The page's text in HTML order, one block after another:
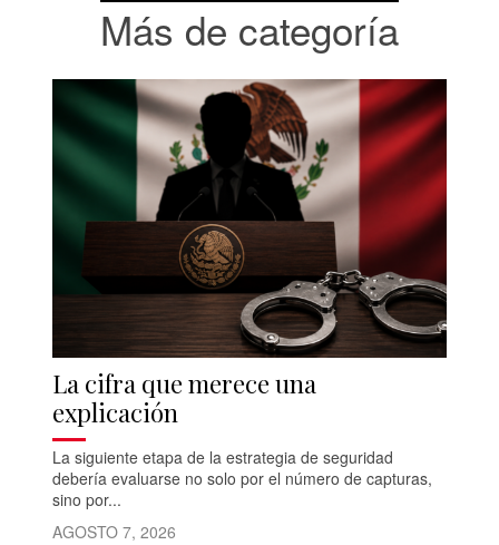
Más de categoría
La cifra que merece una
explicación
La siguiente etapa de la estrategia de seguridad
debería evaluarse no solo por el número de capturas,
sino por...
AGOSTO 7, 2026